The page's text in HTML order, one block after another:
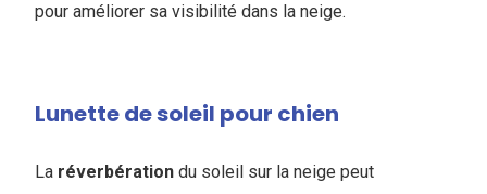
pour améliorer sa visibilité dans la neige.
Lunette de soleil pour chien
La réverbération du soleil sur la neige peut